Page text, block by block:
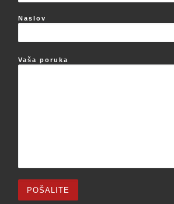
Naslov
Vaša poruka